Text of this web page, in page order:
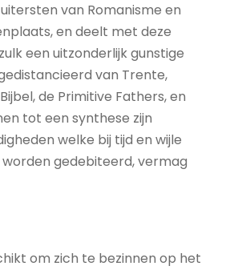
van Romanisme en
en deelt met deze
een uitzonderlijk gunstige
van Trente,
de Primitive Fathers, en
tot een synthese zijn
welke bij tijd en wijle
gedebiteerd, vermag
om zich te bezinnen op het